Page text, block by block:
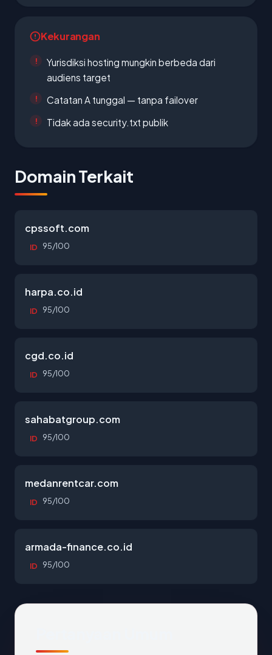
Kekurangan
Yurisdiksi hosting mungkin berbeda dari
audiens target
Catatan A tunggal — tanpa failover
Tidak ada security.txt publik
Domain Terkait
cpssoft.com
ID 95/100
harpa.co.id
ID 95/100
cgd.co.id
ID 95/100
sahabatgroup.com
ID 95/100
medanrentcar.com
ID 95/100
armada-finance.co.id
ID 95/100